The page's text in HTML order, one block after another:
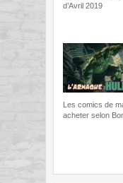
d’Avril 2019
Les comics de
acheter selon